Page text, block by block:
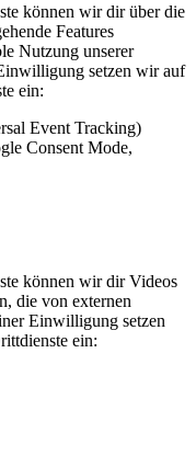
können wir dir über die
Features
Nutzung unserer
setzen wir auf
ein:
Event Tracking)
Consent Mode,
können wir dir Videos
die von externen
Einwilligung setzen
ein: